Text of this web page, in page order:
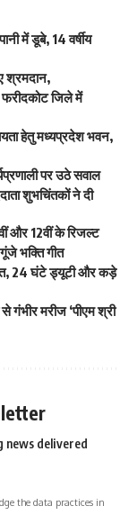
में डूबे, 14 वर्षीय
श्रमदान,
फरीदकोट जिले में
हेतु मध्यप्रदेश भवन,
पर उठे सवाल
शुभचिंतकों ने दी
और 12वीं के रिजल्ट
गूंजे भक्ति गीत
24 घंटे ड्यूटी और कड़े
मरीज ‘पीएम श्री
news delivered
the data practices in